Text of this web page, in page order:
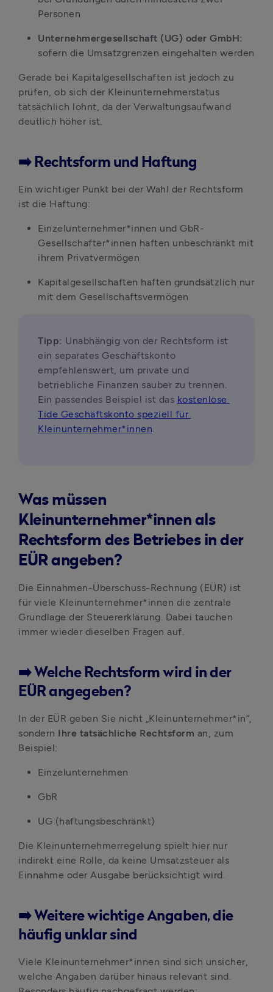
Personen
Unternehmergesellschaft (UG) oder GmbH:
sofern die Umsatzgrenzen eingehalten werden
Gerade bei Kapitalgesellschaften ist jedoch zu
prüfen, ob sich der Kleinunternehmerstatus
tatsächlich lohnt, da der Verwaltungsaufwand
deutlich höher ist.
➡️ Rechtsform und Haftung
Ein wichtiger Punkt bei der Wahl der Rechtsform
ist die Haftung:
Einzelunternehmer*innen und GbR-
Gesellschafter*innen haften unbeschränkt mit
ihrem Privatvermögen
Kapitalgesellschaften haften grundsätzlich nur
mit dem Gesellschaftsvermögen
Tipp: Unabhängig von der Rechtsform ist
ein separates Geschäftskonto
empfehlenswert, um private und
betriebliche Finanzen sauber zu trennen.
Ein passendes Beispiel ist das kostenlose
Tide Geschäftskonto speziell für
Kleinunternehmer*innen.
Was müssen
Kleinunternehmer*innen als
Rechtsform des Betriebes in der
EÜR angeben?
Die Einnahmen-Überschuss-Rechnung (EÜR) ist
für viele Kleinunternehmer*innen die zentrale
Grundlage der Steuererklärung. Dabei tauchen
immer wieder dieselben Fragen auf.
➡️ Welche Rechtsform wird in der
EÜR angegeben?
In der EÜR geben Sie nicht „Kleinunternehmer*in“,
sondern Ihre tatsächliche Rechtsform an, zum
Beispiel:
Einzelunternehmen
GbR
UG (haftungsbeschränkt)
Die Kleinunternehmerregelung spielt hier nur
indirekt eine Rolle, da keine Umsatzsteuer als
Einnahme oder Ausgabe berücksichtigt wird.
➡️ Weitere wichtige Angaben, die
häufig unklar sind
Viele Kleinunternehmer*innen sind sich unsicher,
welche Angaben darüber hinaus relevant sind.